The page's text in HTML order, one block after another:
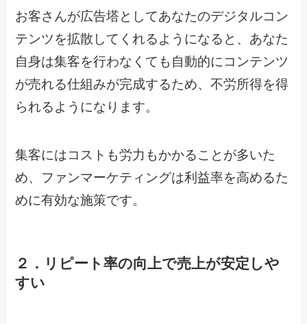
お客さんが広告塔としてあなたのデジタルコン
テンツを拡散してくれるようになると、あなた
自身は集客を行わなくても自動的にコンテンツ
が売れる仕組みが完成するため、不労所得を得
られるようになります。
集客にはコストも労力もかかることが多いた
め、ファンマーケティングは利益率を高めるた
めに有効な施策です。
２．リピート率の向上で売上が安定しや
すい